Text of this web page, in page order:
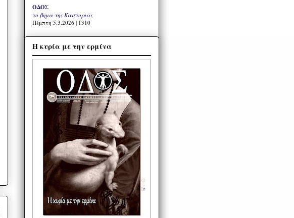
ΟΔΟΣ
το βήμα της Καστοριάς
Πέμπτη 5.3.2026 | 1310
Η κυρία με την ερμίνα